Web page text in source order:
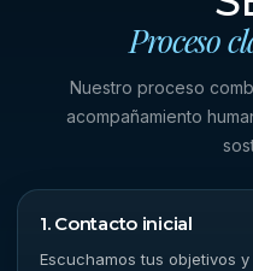
Proceso
Nuestro proceso
acompañamiento
1. Contacto inicial
Escuchamos tus objetivos